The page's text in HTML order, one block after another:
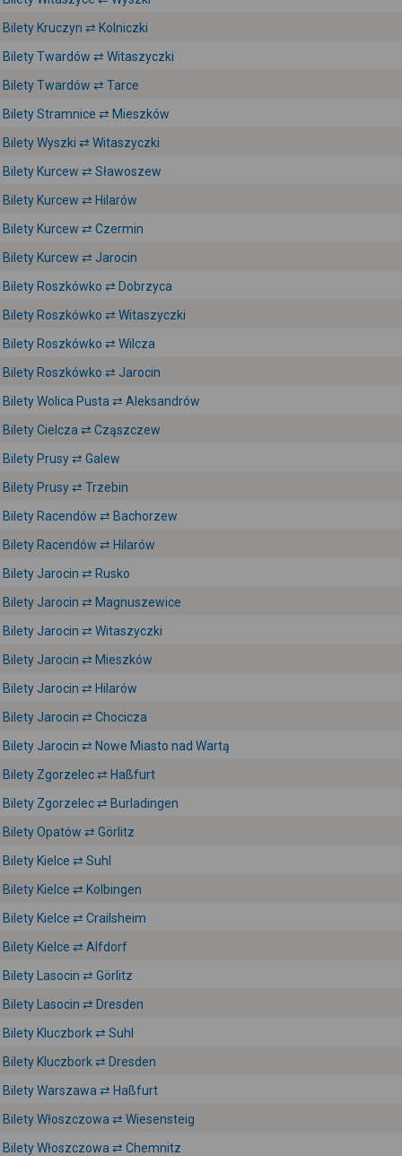
Bilety Kruczyn ⇄ Kolniczki
Bilety Twardów ⇄ Witaszyczki
Bilety Twardów ⇄ Tarce
Bilety Stramnice ⇄ Mieszków
Bilety Wyszki ⇄ Witaszyczki
Bilety Kurcew ⇄ Sławoszew
Bilety Kurcew ⇄ Hilarów
Bilety Kurcew ⇄ Czermin
Bilety Kurcew ⇄ Jarocin
Bilety Roszkówko ⇄ Dobrzyca
Bilety Roszkówko ⇄ Witaszyczki
Bilety Roszkówko ⇄ Wilcza
Bilety Roszkówko ⇄ Jarocin
Bilety Wolica Pusta ⇄ Aleksandrów
Bilety Cielcza ⇄ Cząszczew
Bilety Prusy ⇄ Galew
Bilety Prusy ⇄ Trzebin
Bilety Racendów ⇄ Bachorzew
Bilety Racendów ⇄ Hilarów
Bilety Jarocin ⇄ Rusko
Bilety Jarocin ⇄ Magnuszewice
Bilety Jarocin ⇄ Witaszyczki
Bilety Jarocin ⇄ Mieszków
Bilety Jarocin ⇄ Hilarów
Bilety Jarocin ⇄ Chocicza
Bilety Jarocin ⇄ Nowe Miasto nad Wartą
Bilety Zgorzelec ⇄ Haßfurt
Bilety Zgorzelec ⇄ Burladingen
Bilety Opatów ⇄ Görlitz
Bilety Kielce ⇄ Suhl
Bilety Kielce ⇄ Kolbingen
Bilety Kielce ⇄ Crailsheim
Bilety Kielce ⇄ Alfdorf
Bilety Lasocin ⇄ Görlitz
Bilety Lasocin ⇄ Dresden
Bilety Kluczbork ⇄ Suhl
Bilety Kluczbork ⇄ Dresden
Bilety Warszawa ⇄ Haßfurt
Bilety Włoszczowa ⇄ Wiesensteig
Bilety Włoszczowa ⇄ Chemnitz